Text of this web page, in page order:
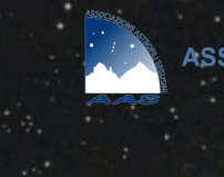
contenuto